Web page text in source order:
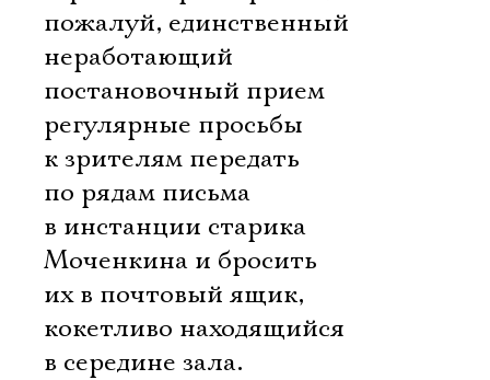
пожалуй, единственный
неработающий
постановочный прием 
регулярные просьбы
к зрителям передать
по рядам письма
в инстанции старика
Моченкина и бросить
их в почтовый ящик,
кокетливо находящийся
в середине зала.